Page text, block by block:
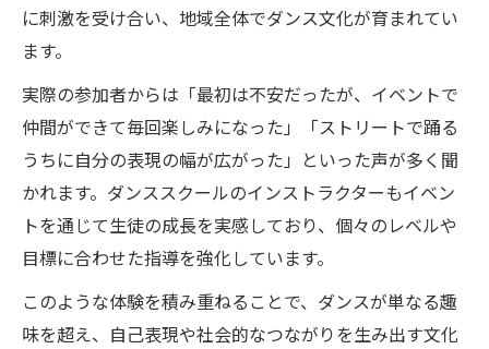
に刺激を受け合い、地域全体でダンス文化が育まれてい
ます。
実際の参加者からは「最初は不安だったが、イベントで
仲間ができて毎回楽しみになった」「ストリートで踊る
うちに自分の表現の幅が広がった」といった声が多く聞
かれます。ダンススクールのインストラクターもイベン
トを通じて生徒の成長を実感しており、個々のレベルや
目標に合わせた指導を強化しています。
このような体験を積み重ねることで、ダンスが単なる趣
味を超え、自己表現や社会的なつながりを生み出す文化